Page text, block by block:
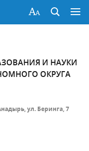
И НАУКИ
ОКРУГА
ул. Беринга, 7